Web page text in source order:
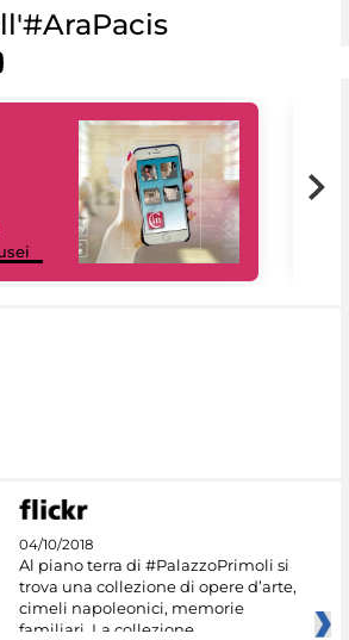
04/10/2018
Al piano terra di #PalazzoPrimoli si
trova una collezione di opere d’arte,
cimeli napoleonici, memorie
familiari. La collezione